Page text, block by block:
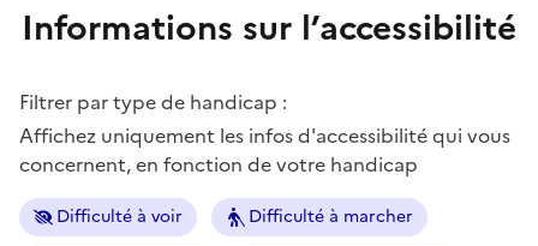
Informations sur l’accessibilité
Filtrer par type de handicap :
Affichez uniquement les infos d'accessibilité qui vous
concernent, en fonction de votre handicap
Difficulté à voir Difficulté à marcher